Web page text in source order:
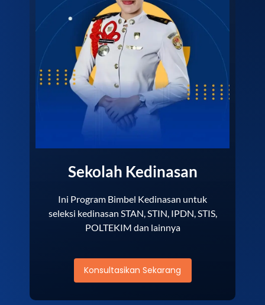
Sekolah Kedinasan
Ini Program Bimbel Kedinasan untuk
seleksi kedinasan STAN, STIN, IPDN, STIS,
POLTEKIM dan lainnya
Konsultasikan Sekarang